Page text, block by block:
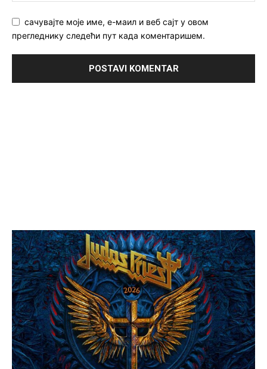
сачувајте моје име, е-маил и веб сајт у овом
прегледнику следећи пут када коментаришем.